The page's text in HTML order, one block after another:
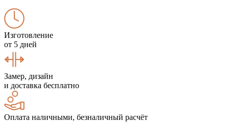
Изготовление
от 5 дней
Замер, дизайн
и доставка бесплатно
Оплата наличными, безналичный расчёт